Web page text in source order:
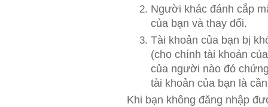
Người khác đánh cắp
của bạn và thay đổi.
Tài khoản của bạn bị
(cho chính tài khoản
của người nào đó
tài khoản của bạn là
Khi bạn không đăng nhập